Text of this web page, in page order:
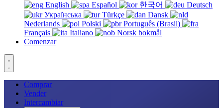
English Español 한국어
Deutsch
Українська
Türkçe
Dansk
Nederlands
Polski
Português (Brasil)
Français
Italiano
Norsk bokmål
Comenzar
Comprar
Vender
Intercambiar